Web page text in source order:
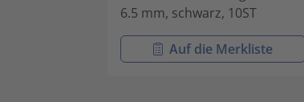
6.5 mm, schwarz, 10ST
Auf die Merkliste